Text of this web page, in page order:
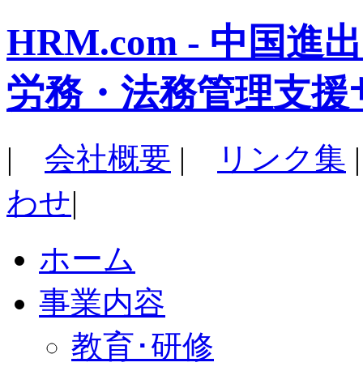
HRM.com - 中国進
労務・法務管理支援
| 会社概要 | リンク集
わせ|
ホーム
事業内容
教育･研修